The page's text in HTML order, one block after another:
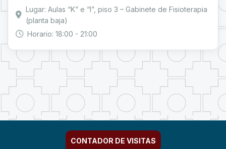
Lugar: Aulas “K” e “I”, piso 3 – Gabinete de Fisioterapia
(planta baja)
Horario: 18:00 - 21:00
CONTADOR DE VISITAS